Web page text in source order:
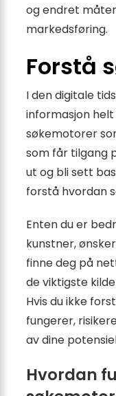
og endret
markedsføring.
Forstå
I den digitale
informasjon
søkemotorer
som får tilgang
ut og bli sett
forstå hvordan
Enten du er
kunstner,
finne deg på
de viktigste
Hvis du ikke
fungerer,
av dine
Hvordan